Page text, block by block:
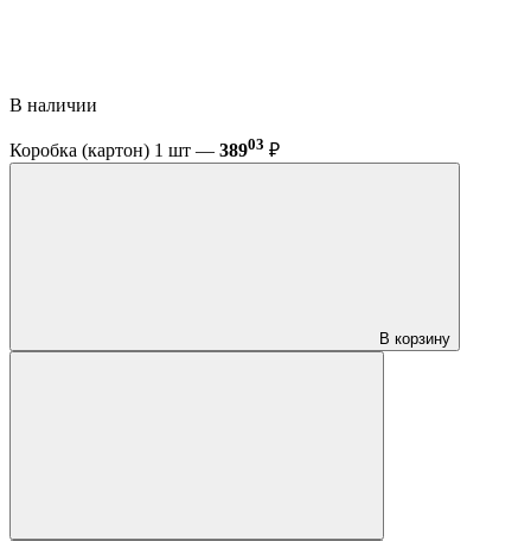
В наличии
Коробка (картон) 1 шт — 38903 ₽
В корзину